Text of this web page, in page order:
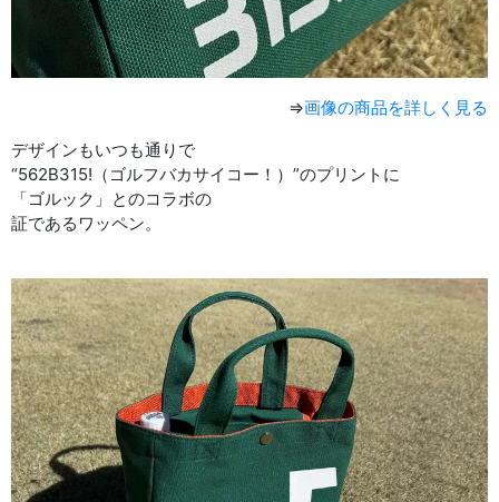
⇒画像の商品を詳しく見る
デザインもいつも通りで
“562B315!（ゴルフバカサイコー！）”のプリントに
「ゴルック」とのコラボの
証であるワッペン。